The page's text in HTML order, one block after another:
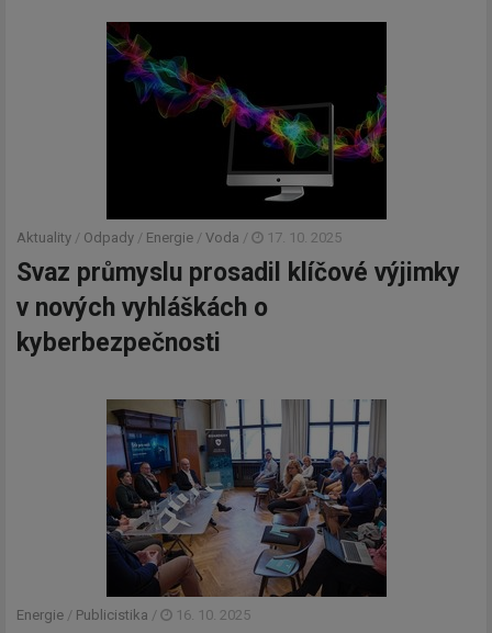
Aktuality / Odpady / Energie / Voda / 17. 10. 2025
Svaz průmyslu prosadil klíčové výjimky
v nových vyhláškách o
kyberbezpečnosti
Energie / Publicistika / 16. 10. 2025